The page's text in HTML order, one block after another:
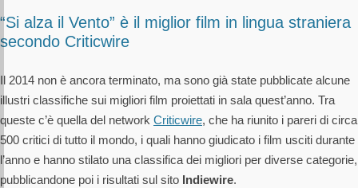
“Si alza il Vento” è il miglior film in lingua straniera
secondo Criticwire
Il 2014 non è ancora terminato, ma sono già state pubblicate alcune
illustri classifiche sui migliori film proiettati in sala quest’anno. Tra
queste c’è quella del network Criticwire, che ha riunito i pareri di circa
500 critici di tutto il mondo, i quali hanno giudicato i film usciti durante
l’anno e hanno stilato una classifica dei migliori per diverse categorie,
pubblicandone poi i risultati sul sito Indiewire.